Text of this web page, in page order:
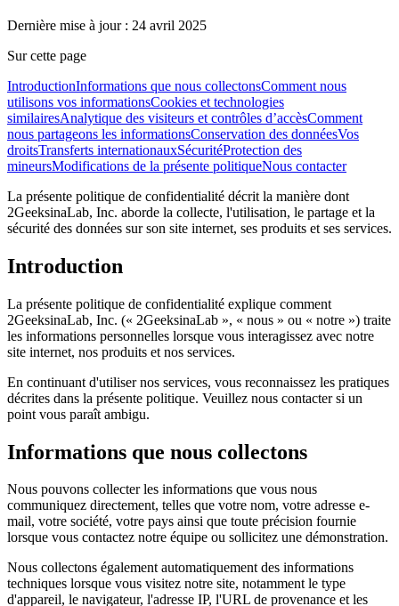
Dernière mise à jour : 24 avril 2025
Sur cette page
IntroductionInformations que nous collectonsComment nous
utilisons vos informationsCookies et technologies
similairesAnalytique des visiteurs et contrôles d’accèsComment
nous partageons les informationsConservation des donnéesVos
droitsTransferts internationauxSécuritéProtection des
mineursModifications de la présente politiqueNous contacter
La présente politique de confidentialité décrit la manière dont
2GeeksinaLab, Inc. aborde la collecte, l'utilisation, le partage et la
sécurité des données sur son site internet, ses produits et ses services.
Introduction
La présente politique de confidentialité explique comment
2GeeksinaLab, Inc. (« 2GeeksinaLab », « nous » ou « notre ») traite
les informations personnelles lorsque vous interagissez avec notre
site internet, nos produits et nos services.
En continuant d'utiliser nos services, vous reconnaissez les pratiques
décrites dans la présente politique. Veuillez nous contacter si un
point vous paraît ambigu.
Informations que nous collectons
Nous pouvons collecter les informations que vous nous
communiquez directement, telles que votre nom, votre adresse e-
mail, votre société, votre pays ainsi que toute précision fournie
lorsque vous contactez notre équipe ou sollicitez une démonstration.
Nous collectons également automatiquement des informations
techniques lorsque vous visitez notre site, notamment le type
d'appareil, le navigateur, l'adresse IP, l'URL de provenance et les